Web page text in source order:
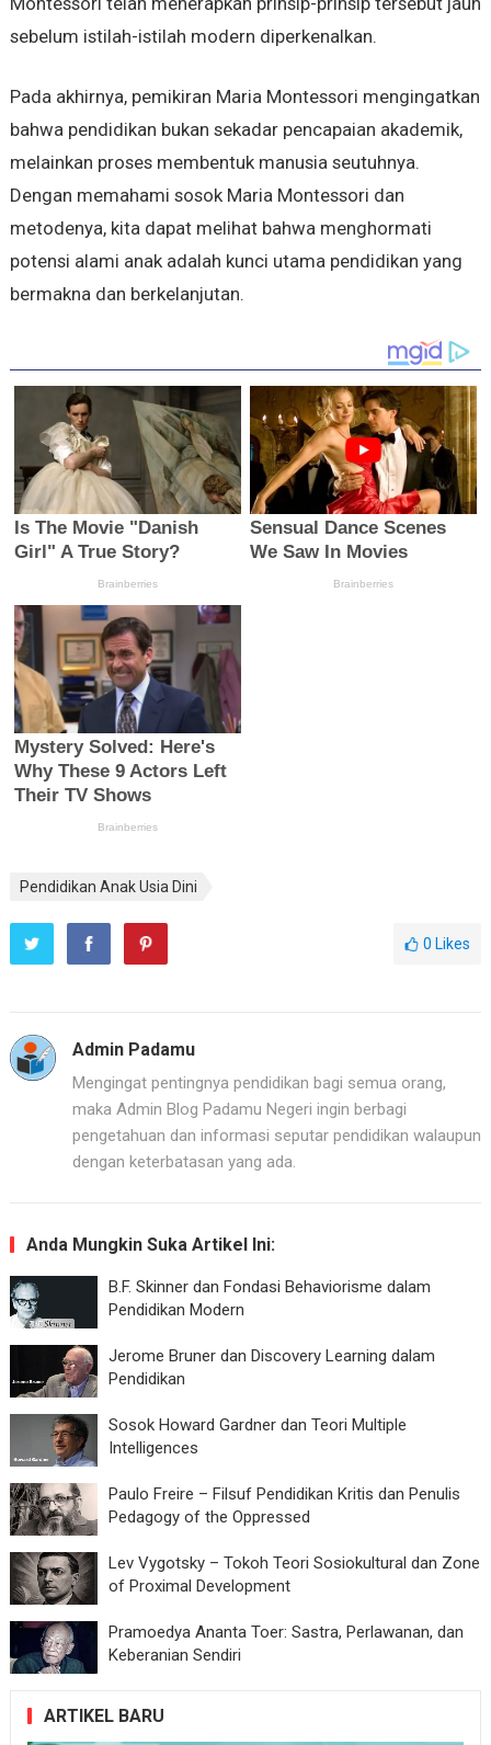
sebelum istilah-istilah modern diperkenalkan.
Pada akhirnya, pemikiran Maria Montessori mengingatkan
bahwa pendidikan bukan sekadar pencapaian akademik,
melainkan proses membentuk manusia seutuhnya.
Dengan memahami sosok Maria Montessori dan
metodenya, kita dapat melihat bahwa menghormati
potensi alami anak adalah kunci utama pendidikan yang
bermakna dan berkelanjutan.
Pendidikan Anak Usia Dini
0 Likes
Admin Padamu
Mengingat pentingnya pendidikan bagi semua orang,
maka Admin Blog Padamu Negeri ingin berbagi
pengetahuan dan informasi seputar pendidikan walaupun
dengan keterbatasan yang ada.
Anda Mungkin Suka Artikel Ini:
B.F. Skinner dan Fondasi Behaviorisme dalam
Pendidikan Modern
Jerome Bruner dan Discovery Learning dalam
Pendidikan
Sosok Howard Gardner dan Teori Multiple
Intelligences
Paulo Freire – Filsuf Pendidikan Kritis dan Penulis
Pedagogy of the Oppressed
Lev Vygotsky – Tokoh Teori Sosiokultural dan Zone
of Proximal Development
Pramoedya Ananta Toer: Sastra, Perlawanan, dan
Keberanian Sendiri
ARTIKEL BARU